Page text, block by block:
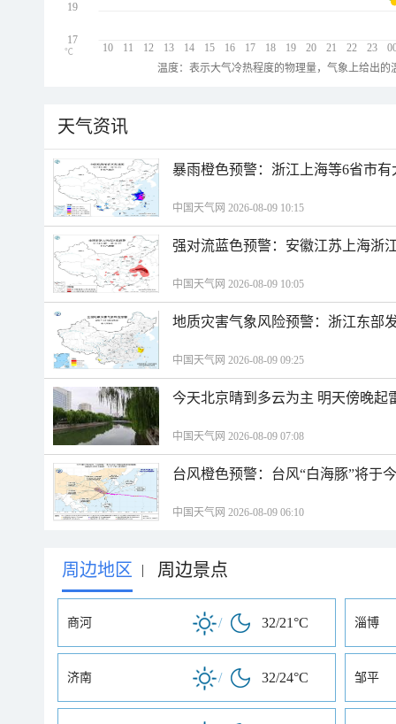
10 11 12 13 14 15 16 17 18 19 20 21 22 23
19
17
℃
温度：表示大气冷热程度的物理量，气象上给出
天气资讯
暴雨橙色预警：浙江上海等6省市
中国天气网 2026-08-09 10:15
强对流蓝色预警：安徽江苏上海浙
中国天气网 2026-08-09 10:05
地质灾害气象风险预警：浙江东部
中国天气网 2026-08-09 09:25
今天北京晴到多云为主 明天傍晚起
中国天气网 2026-08-09 07:08
台风橙色预警：台风“白海豚”将于
中国天气网 2026-08-09 06:10
周边地区 | 周边景点
商河 / 32/21°C 淄博
济南 / 32/24°C 邹平